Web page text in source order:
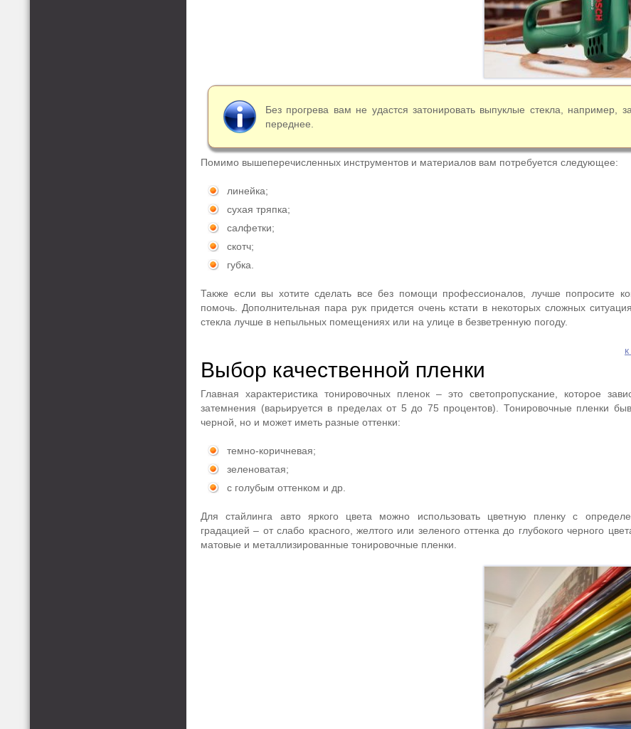
Без прогрева вам не удастся затонировать выпуклые стекла, например,
переднее.
Помимо вышеперечисленных инструментов и материалов вам потребуется следующее:
линейка;
сухая тряпка;
салфетки;
скотч;
губка.
Также если вы хотите сделать все без помощи профессионалов, лучше попросите
помочь. Дополнительная пара рук придется очень кстати в некоторых сложных
стекла лучше в непыльных помещениях или на улице в безветренную погоду.
Выбор качественной пленки
Главная характеристика тонировочных пленок – это светопропускание, которое
затемнения (варьируется в пределах от 5 до 75 процентов). Тонировочные пленки
черной, но и может иметь разные оттенки:
темно-коричневая;
зеленоватая;
с голубым оттенком и др.
Для стайлинга авто яркого цвета можно использовать цветную пленку с
градацией – от слабо красного, желтого или зеленого оттенка до глубокого черного
матовые и металлизированные тонировочные пленки.